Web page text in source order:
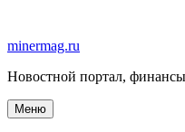
содержимому
minermag.ru
Новостной портал,
Меню